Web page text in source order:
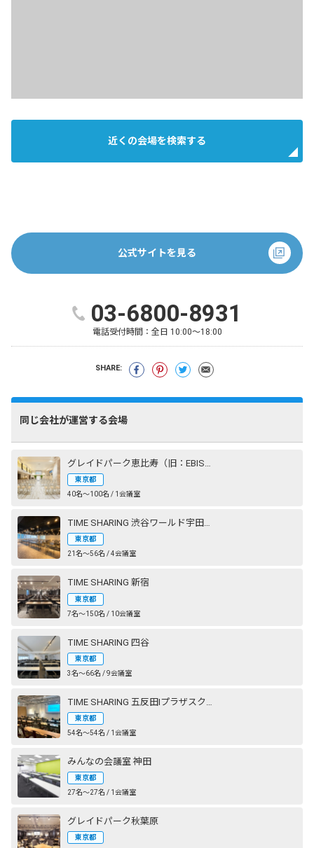
近くの会場を検索する
公式サイトを見る
03-6800-8931
電話受付時間： 全日 10:00～18:00
SHARE:
同じ会社が運営する会場
グレイドパーク恵比寿（旧：EBISU SHOW ROOM［エビスショールーム］）
東京都
40名〜100名 / 1会議室
TIME SHARING 渋谷ワールド宇田川ビル
東京都
21名〜56名 / 4会議室
TIME SHARING 新宿
東京都
7名〜150名 / 10会議室
TIME SHARING 四谷
東京都
3名〜66名 / 9会議室
東京都
54名〜54名 / 1会議室
みんなの会議室 神田
東京都
27名〜27名 / 1会議室
グレイドパーク秋葉原
東京都